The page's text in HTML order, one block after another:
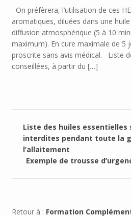
On préfèrera, l’utilisation de ces
aromatiques, diluées dans une
diffusion atmosphérique (5 à 10
maximum). En cure maximale de
proscrite sans avis médical. Liste
conseillées, à partir du […]
Liste des huiles
interdites pendant toute la
l’allaitement
Exemple de trousse
Retour à : Formation